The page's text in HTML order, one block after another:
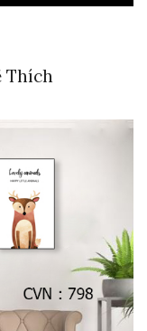
Thích